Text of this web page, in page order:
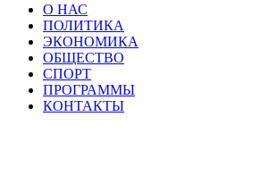
О НАС
ПОЛИТИКА
ЭКОНОМИКА
ОБЩЕСТВО
СПОРТ
ПРОГРАММЫ
КОНТАКТЫ